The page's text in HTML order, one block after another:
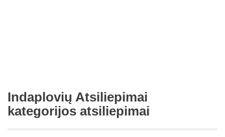
Indaplovių Atsiliepimai
kategorijos atsiliepimai